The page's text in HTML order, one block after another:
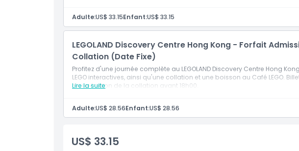
Emplacement
Comment s'y rendre
Comment échanger
Politique d'annulation
Adulte:US$ 33.15Enfant:US$ 33.15
LEGOLAND Discovery Centre Hong Kong - Forfait
Collation (Date Fixe)
Profitez d'une journée complète au LEGOLAND Discovery Centre Hong
LEGO interactives, ainsi qu'une collation et une boisson au Café LEGO.
récupération de la collation avant 18h00.
Lire la suite
Adulte:US$ 28.56Enfant:US$ 28.56
US$ 33.15